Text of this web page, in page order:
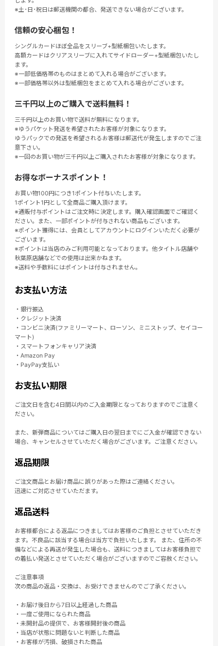
※土･日･祝日は郵送機関の都合、発送できない場合がございます。
信頼の安心梱包！
シングルカードほぼ全品をスリーブ+型紙梱包いたします。
高額カードはクリアスリーブに入れてサイドローダー+型紙梱包いたし
ます。
※一部低価格帯のものはまとめて入れる場合がございます。
※一部価格帯以外は型紙梱包をまとめて入れる場合がございます。
三千円以上のご購入で送料無料！
三千円以上のお買い物で送料が無料になります。
※ゆうパケット発送を希望されたお客様が対象になります。
ゆうパックでの発送を希望されるお客様は郵送代が発生しますのでご注
意下さい。
※一回のお買い物が三千円以上ご購入されたお客様が対象になります。
お得なボーナスポイント！
お買い物100円につき1ポイント付与いたします。
1ポイント1円として全商品ご購入頂けます。
※通販付与ポイントはご注文時に決定します。購入確認画面でご確認く
ださい。また、一部ポイントが付与されない商品もございます。
※ポイント獲得には、会員としてアカウントにログインいただく必要が
ございます。
※ポイントは当店のみご利用可能となっております。他タイトル店舗や
秋葉原店舗などでの使用は出来かねます。
※送料や手数料にはポイントは付与されません。
お支払い方法
・銀行振込
・クレジット決済
・コンビニ決済(ファミリーマート、ローソン、ミニストップ、セイコー
マート)
・スマートフォンキャリア決済
・Amazon Pay
・PayPay支払い
お支払い期限
ご注文日を含む4日間以内のご入金期限となっておりますのでご注意く
ださい。
また、新弾商品についてはご購入日の翌日までにご入金が確認できない
場合、キャンセルさせていただく場合がございます。ご注意ください。
返品期限
ご注文商品とお届け商品に誤りがあった際はご連絡ください。
迅速にご対応させていただます。
返品送料
お客様都合による返品につきましてはお客様のご負担とさせていただき
ます。不良品に該当する場合は当方で負担いたします。 また、住所の不
備などによる再送が発生した場合も、送料につきましてはお客様負担で
の着払い発送とさせていただく場合がございますのでご容赦ください。
ご注意事項
次の商品の返品・交換は、お受けできませんのでご了承ください。
・お届け後日から7日以上経過した商品
・一度ご使用になられた商品
・未開封品の提供で、お客様開封後の商品
・当店が状態に問題ないと判断した商品
・お客様が汚損、破損された商品